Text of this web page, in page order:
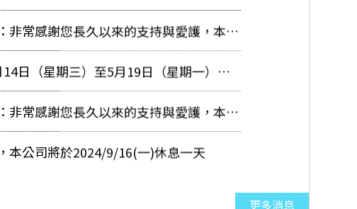
非常感謝您長久以來的支持與愛護，本公
日（星期三）至5月19日（星期一）舉
非常感謝您長久以來的支持與愛護，本公
本公司將於2024/9/16(一)休息一天
更多消息